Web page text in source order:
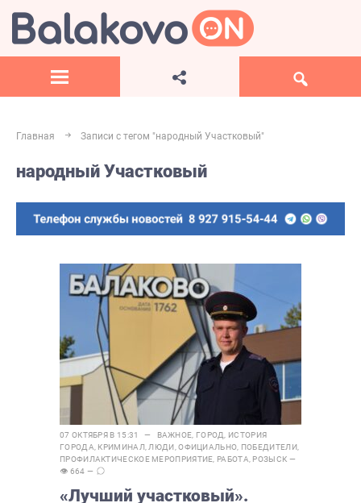
Главная Записи с тегом "народный Участковый"
народный Участковый
07 ОКТЯБРЯ В 15:31 — ВАЖНОЕ ГОРОД
ИСТОРИЯ
ГОРОДА КРИМИНАЛ ЛЮДИ ,ОФИЦИАЛЬНО ПОБЕДИТЕЛИ,
ПРОФИЛАКТИЧЕСКОЕ МЕРОПРИЯТИЕ РАБОТА РОЗЫСК —
👁 664 —
«Лучший участковый».